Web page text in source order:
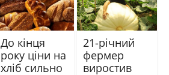
До кінця
року ціни на
хліб сильно
21-річний
фермер
виростив